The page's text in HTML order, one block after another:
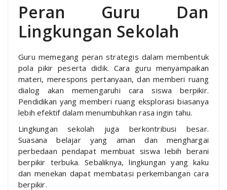
Peran Guru Dan
Lingkungan Sekolah
Guru memegang peran strategis dalam membentuk
pola pikir peserta didik. Cara guru menyampaikan
materi, merespons pertanyaan, dan memberi ruang
dialog akan memengaruhi cara siswa berpikir.
Pendidikan yang memberi ruang eksplorasi biasanya
lebih efektif dalam menumbuhkan rasa ingin tahu.
Lingkungan sekolah juga berkontribusi besar.
Suasana belajar yang aman dan menghargai
perbedaan pendapat membuat siswa lebih berani
berpikir terbuka. Sebaliknya, lingkungan yang kaku
dan menekan dapat membatasi perkembangan cara
berpikir.